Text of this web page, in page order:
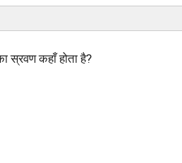
स्रवण कहाँ होता है?